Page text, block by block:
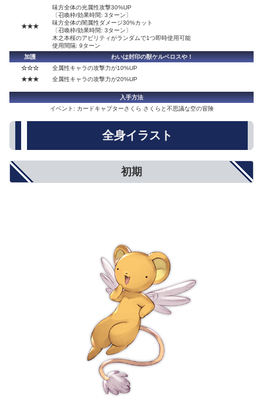
★★★
味方全体の光属性攻撃30%UP
〔召喚枠/効果時間: 3ターン〕
味方全体の闇属性ダメージ30%カット
〔召喚枠/効果時間: 3ターン〕
木之本桜のアビリティがランダムで1つ即時使用可能
使用間隔: 9ターン
加護
わいは封印の獣ケルベロスや！
☆☆☆
全属性キャラの攻撃力が10%UP
★★★
全属性キャラの攻撃力が20%UP
入手方法
イベント: カードキャプターさくら さくらと不思議な空の冒険
全身イラスト
初期